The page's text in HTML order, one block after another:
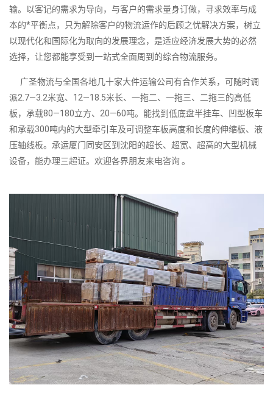
输。以客记的需求为导向，与客户的需求量身订做，寻求效率与成
本的*平衡点，只为解除客户的物流运作的后顾之忧解决方案，树立
以现代化和国际化为取向的发展理念，是适应经济发展大势的必然
选择，让您都能享受到一站式全面周到的综合物流服务。
广圣物流与全国各地几十家大件运输公司有合作关系，可随时调
派2.7—3.2米宽、12—18.5米长、一拖二、一拖三、二拖三的高低
板，承载80—180立方、20—60吨。能找到低底盘半挂车、凹型板车
和承载300吨内的大型牵引车及可调整车板高度和长度的伸缩板、液
压轴线板。承运厦门同安区到沈阳的超长、超宽、超高的大型机械
设备，能办理三超证。欢迎各界朋友来电咨询 。